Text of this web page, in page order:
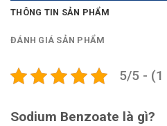
THÔNG TIN SẢN PHẨM
ĐÁNH GIÁ SẢN PHẨM
5/5 - (1
Sodium Benzoate là gì?